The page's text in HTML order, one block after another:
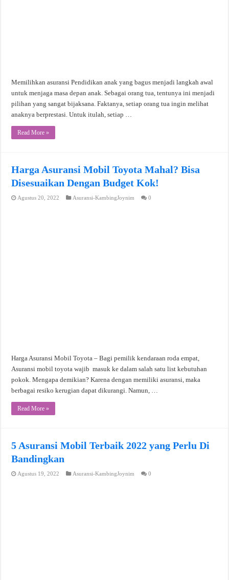
Memilihkan asuransi Pendidikan anak yang bagus menjadi langkah awal
untuk menjaga masa depan anak. Sebagai orang tua, tentunya ini menjadi
pilihan yang sangat bijaksana. Faktanya, setiap orang tua ingin melihat
anaknya berprestasi. Untuk itulah, setiap …
Read More »
Harga Asuransi Mobil Toyota Mahal? Bisa
Disesuaikan Dengan Budget Kok!
Agustus 20, 2022 Asuransi-KambingJoynim 0
Harga Asuransi Mobil Toyota – Bagi pemilik kendaraan roda empat,
Asuransi mobil toyota wajib masuk ke dalam salah satu list kebutuhan
pokok. Mengapa demikian? Karena dengan memiliki asuransi, maka
berbagai resiko kerugian dapat dikurangi. Namun, …
Read More »
5 Asuransi Mobil Terbaik 2022 yang Perlu Di
Bandingkan
Agustus 19, 2022 Asuransi-KambingJoynim 0